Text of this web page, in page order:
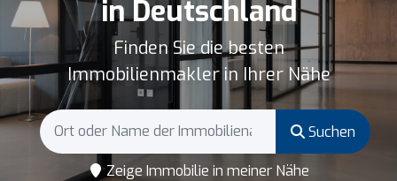
in Deutschland
Finden Sie die besten
Immobilienmakler in Ihrer Nähe
Suchen
Zeige Immobilie in meiner Nähe